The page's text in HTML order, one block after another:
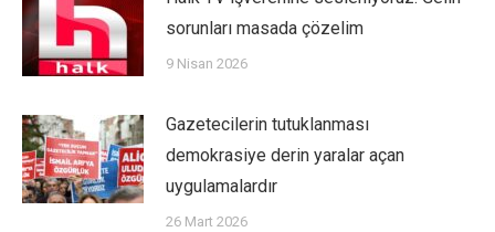
sorunları masada çözelim
9 Nisan 2026
Gazetecilerin tutuklanması
demokrasiye derin yaralar açan
uygulamalardır
26 Mart 2026